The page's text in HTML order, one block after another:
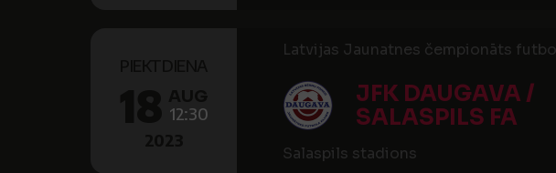
12:30
Latvijas Jaunatnes čempionāts
JFK DAUGAVA /
SALASPILS FA
Salaspils stadions